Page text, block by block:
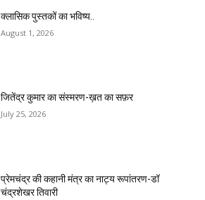
क्लासिक पुस्तकों का भविष्य..
August 1, 2026
जितेंद्र कुमार का संस्मरण-ख़त का सफ़र
July 25, 2026
प्रेमचंद्र की कहानी मंत्र का नाट्य रूपांतरण-डॉ
चंद्रशेखर तिवारी